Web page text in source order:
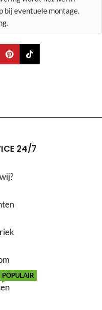
bij eventuele montage.
.
24/7
POPULAIR